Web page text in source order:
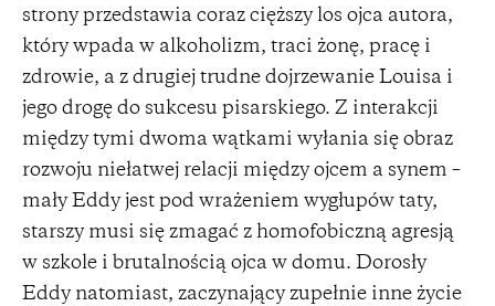
strony przedstawia coraz cięższy los ojca autora,
który wpada w alkoholizm, traci żonę, pracę i
zdrowie, a z drugiej trudne dojrzewanie Louisa i
jego drogę do sukcesu pisarskiego. Z interakcji
między tymi dwoma wątkami wyłania się obraz
rozwoju niełatwej relacji między ojcem a synem –
mały Eddy jest pod wrażeniem wygłupów taty,
starszy musi się zmagać z homofobiczną agresją
w szkole i brutalnością ojca w domu. Dorosły
Eddy natomiast, zaczynający zupełnie inne życie